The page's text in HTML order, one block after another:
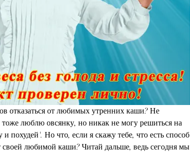
отказаться от любимых утренних каши? Не
люблю овсянку, но никак не могу решиться на
похудей'. Но что, если я скажу тебе, что есть способ
своей любимой каши? Читай дальше, ведь сегодня мы